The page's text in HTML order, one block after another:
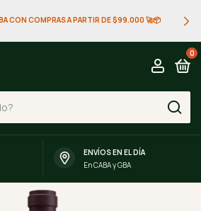
CON COMPRAS A PARTIR DE $99.000 🚀📦
0
ENVÍOS EN EL DÍA
En CABA y GBA